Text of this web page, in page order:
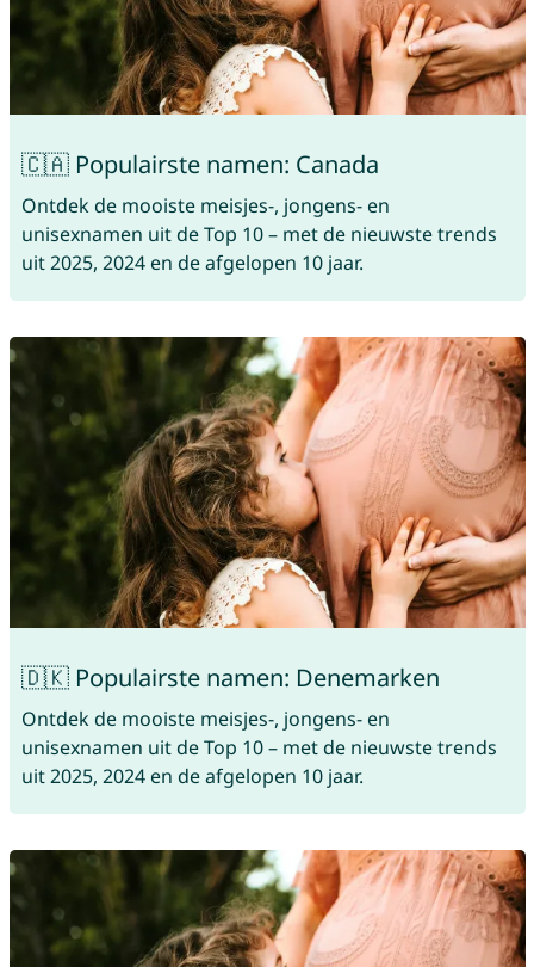
🇨🇦 Populairste namen: Canada
Ontdek de mooiste meisjes-, jongens- en
unisexnamen uit de Top 10 – met de nieuwste trends
uit 2025, 2024 en de afgelopen 10 jaar.
🇩🇰 Populairste namen: Denemarken
Ontdek de mooiste meisjes-, jongens- en
unisexnamen uit de Top 10 – met de nieuwste trends
uit 2025, 2024 en de afgelopen 10 jaar.